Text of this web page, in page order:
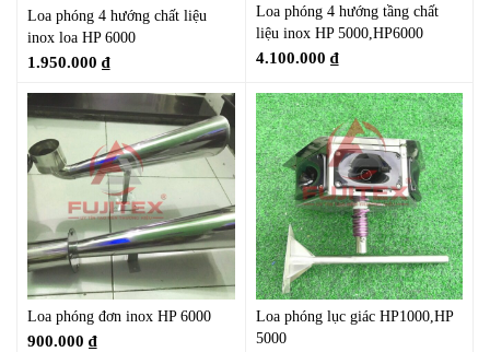
Loa phóng 4 hướng chất liệu
inox loa HP 6000
1.950.000 ₫
Loa phóng 4 hướng tầng chất
liệu inox HP 5000,HP6000
4.100.000 ₫
Loa phóng đơn inox HP 6000
900.000 ₫
Loa phóng lục giác HP1000,HP
5000